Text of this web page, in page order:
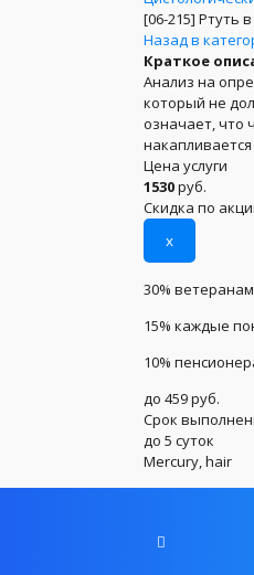
[06-215] Ртуть
Назад в
Краткое
Анализ на
который не
означает, что
Цена услуги
1530руб.
Скидка по
x
30%
15% каждые
10%
до 459 руб.
Срок
до 5 суток
Mercury, hair